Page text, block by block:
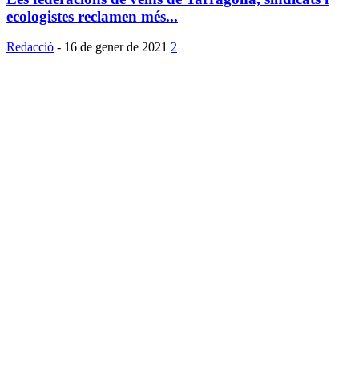
ecologistes reclamen més...
Redacció - 16 de gener de 2021 2